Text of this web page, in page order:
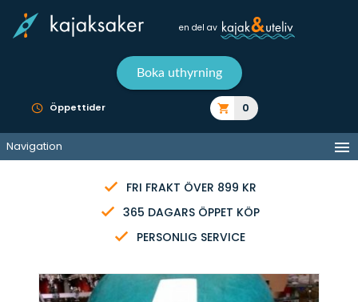
en del av
Boka uthyrning
Öppettider 0
Navigation
FRI FRAKT ÖVER 899 KR
365 DAGARS ÖPPET KÖP
PERSONLIG SERVICE